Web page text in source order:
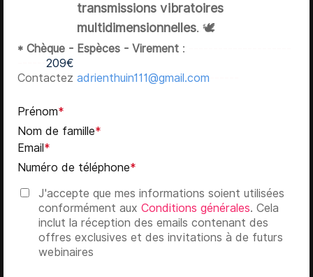
transmissions vibratoires
multidimensionnelles. 🕊️
* Chèque - Espèces - Virement :
209€
Contactez adrienthuin111@gmail.com
Prénom*
Nom de famille*
Email *
Numéro de téléphone*
J'accepte que mes informations soient utilisées
conformément aux Conditions générales. Cela
inclut la réception des emails contenant des
offres exclusives et des invitations à de futurs
webinaires